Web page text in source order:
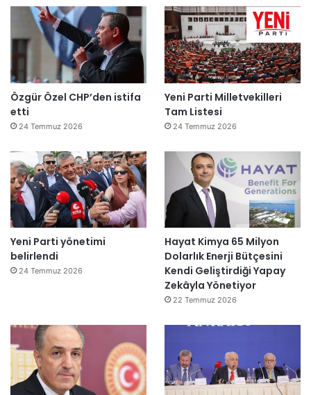
Özgür Özel CHP’den istifa
etti
24 Temmuz 2026
Yeni Parti Milletvekilleri
Tam Listesi
24 Temmuz 2026
Yeni Parti yönetimi
belirlendi
24 Temmuz 2026
Hayat Kimya 65 Milyon
Dolarlık Enerji Bütçesini
Kendi Geliştirdiği Yapay
Zekâyla Yönetiyor
22 Temmuz 2026